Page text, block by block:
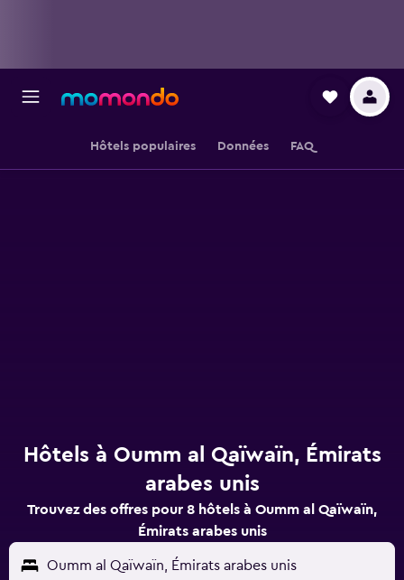
Hôtels populaires Données FAQ
Hôtels à Oumm al Qaïwaïn, Émirats
arabes unis
Trouvez des offres pour 8 hôtels à Oumm al Qaïwaïn,
Émirats arabes unis
Oumm al Qaïwaïn, Émirats arabes unis